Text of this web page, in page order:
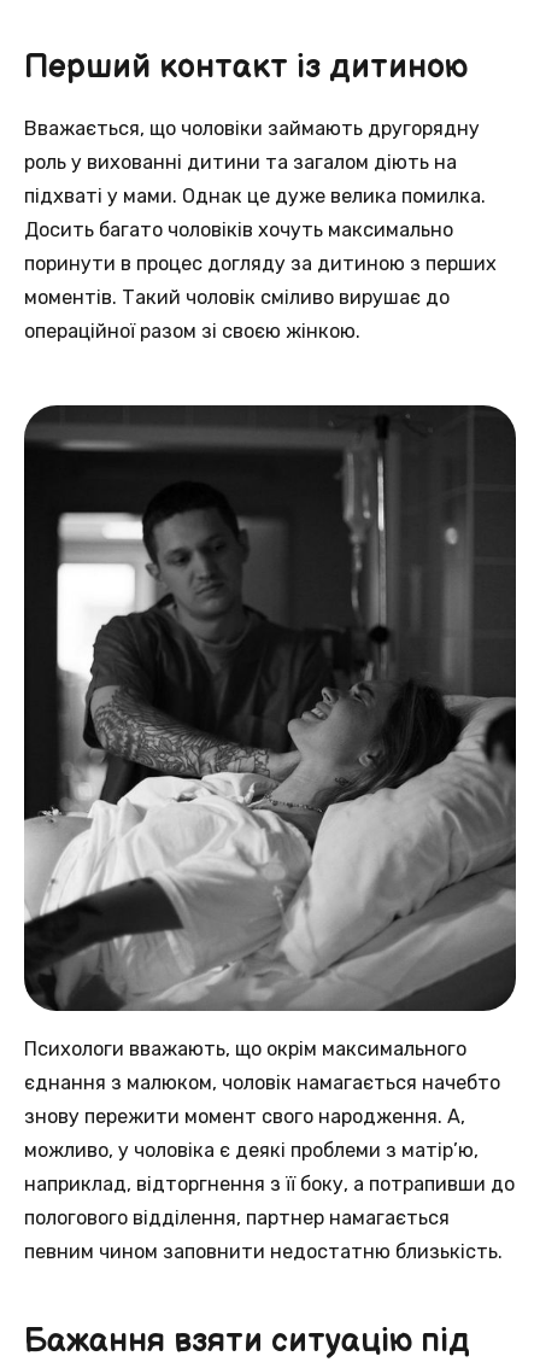
Перший контакт із дитиною
Вважається, що чоловіки займають другорядну
роль у вихованні дитини та загалом діють на
підхваті у мами. Однак це дуже велика помилка.
Досить багато чоловіків хочуть максимально
поринути в процес догляду за дитиною з перших
моментів. Такий чоловік сміливо вирушає до
операційної разом зі своєю жінкою.
Психологи вважають, що окрім максимального
єднання з малюком, чоловік намагається начебто
знову пережити момент свого народження. А,
можливо, у чоловіка є деякі проблеми з матір’ю,
наприклад, відторгнення з її боку, а потрапивши до
пологового відділення, партнер намагається
певним чином заповнити недостатню близькість.
Бажання взяти ситуацію під